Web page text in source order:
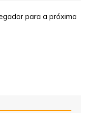
para a próxima